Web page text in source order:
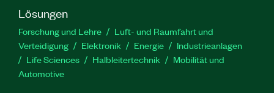
Lösungen
Forschung und Lehre
Luft- und Raumfahrt und
Verteidigung
Elektronik Energie
Industrieanlagen
Life Sciences
Halbleitertechnik
Mobilität und
Automotive